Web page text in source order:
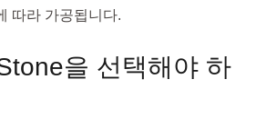
따라 가공됩니다.
을 선택해야 하